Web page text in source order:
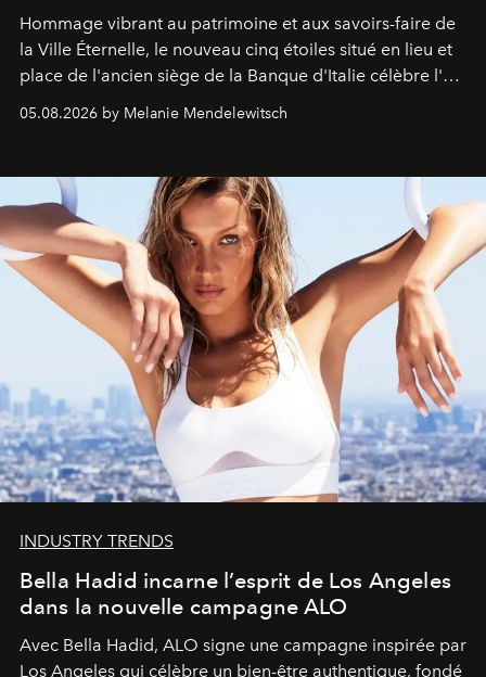
Hommage vibrant au patrimoine et aux savoirs-faire de
la Ville Éternelle, le nouveau cinq étoiles situé en lieu et
place de l'ancien siège de la Banque d'Italie célèbre l'art
de vivre Romain dans toute son élégance intemporelle.
05.08.2026 by Melanie Mendelewitsch
INDUSTRY TRENDS
Bella Hadid incarne l’esprit de Los Angeles
dans la nouvelle campagne ALO
Avec Bella Hadid, ALO signe une campagne inspirée par
Los Angeles qui célèbre un bien-être authentique, fondé